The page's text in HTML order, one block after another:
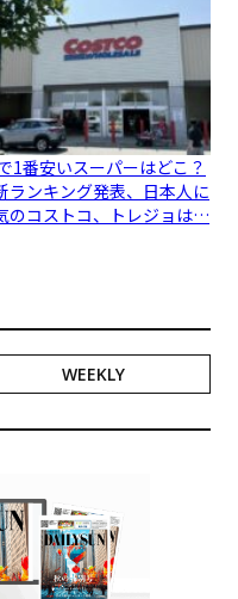
1番安いスーパーはどこ？
ランキング発表、日本人に
のコストコ、トレジョは…
WEEKLY